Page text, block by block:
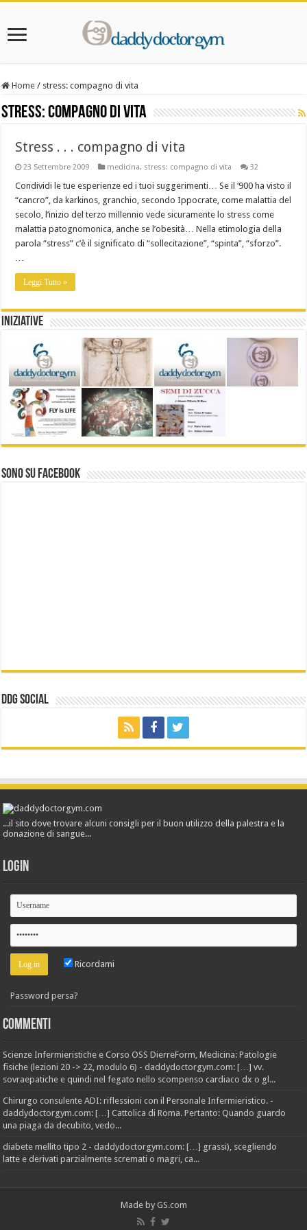
Home / stress: compagno di vita
stress: compagno di vita
Stress . . . compagno di vita
23 Settembre 2009 medicina, stress: compagno di vita 32
Condividi le tue esperienze ed i tuoi suggerimenti… Se il ‘900 ha visto il
“cancro”, da karkinos, granchio, secondo Ippocrate, come malattia del
secolo, l’inizio del terzo millennio vede sicuramente lo stress come
malattia patognomonica, anche se l’obesità… Nella etimologia della
parola “stress” c’è il significato di “sollecitazione”, “spinta”, “sforzo”.
…
Leggi Tutto »
Iniziative
Sono su Facebook
ddg Social
...il sito dove trovare alcuni consigli per il buon utilizzo della palestra e la
donazione di sangue...
Login
Ricordami
Password persa?
Commenti
Scienze Infermieristiche e Corso OSS DierreForm, Medicina: Patologie
fisiche (lezioni 20 -> 22, modulo 6) - daddydoctorgym.com: […] vv.
sovraepatiche e quindi nel fegato nello scompenso cardiaco dx o gl...
Chirurgo consulente ADI: riflessioni con il Personale Infermieristico. -
daddydoctorgym.com: […] Cattolica di Roma. Pertanto: Quando guardo
una piaga da decubito, vedo...
diabete mellito tipo 2 - daddydoctorgym.com: […] grassi), scegliendo
latte e derivati parzialmente scremati o magri, ca...
Made by GS.com